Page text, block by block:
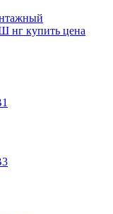
нг купить цена